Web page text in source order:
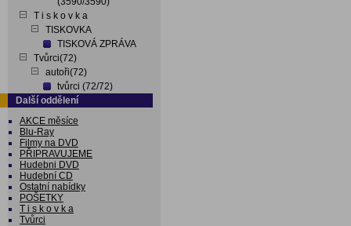
T i s k o v k a
TISKOVKA
TISKOVÁ ZPRÁVA
Tvůrci(72)
autoři(72)
tvůrci (72/72)
Další oddělení
AKCE měsíce
Blu-Ray
Filmy na DVD
PŘIPRAVUJEME
Hudebni DVD
Hudební CD
Ostatní nabídky
POŠETKY
T i s k o v k a
Tvůrci